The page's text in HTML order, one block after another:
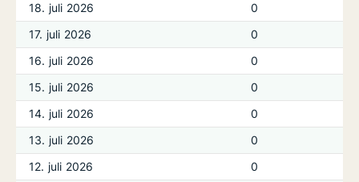
18. juli 2026
0
17. juli 2026
0
16. juli 2026
0
15. juli 2026
0
14. juli 2026
0
13. juli 2026
0
12. juli 2026
0